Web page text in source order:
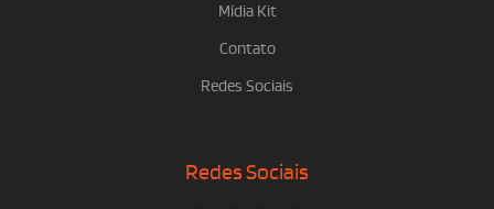
Mídia Kit
Contato
Redes Sociais
Redes Sociais